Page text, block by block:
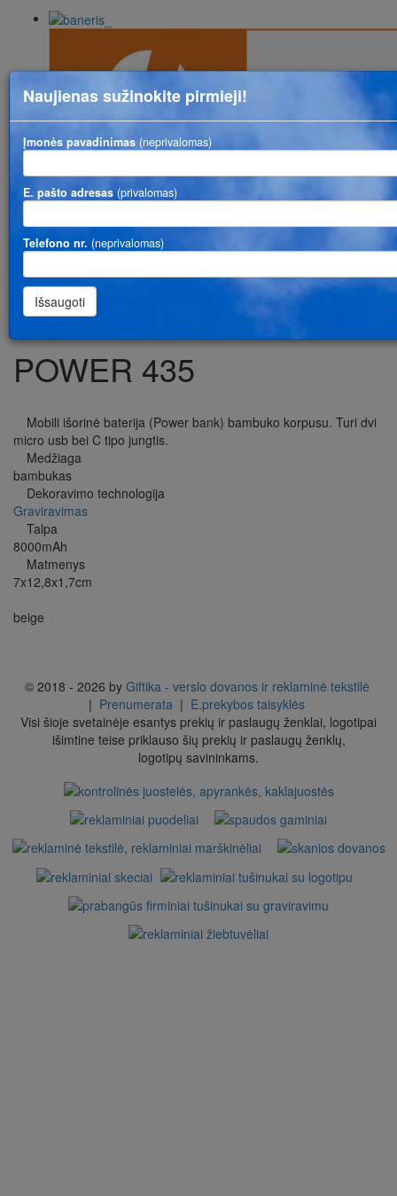
POWER 435
Mobili išorinė baterija (Power bank) bambuko korpusu. Turi dvi
micro usb bei C tipo jungtis.
Medžiaga
bambukas
Dekoravimo technologija
Graviravimas
Talpa
8000mAh
Matmenys
7x12,8x1,7cm
beige
© 2018 - 2026 by Giftika - verslo dovanos ir reklaminė tekstilė
| Prenumerata | E.prekybos taisyklės
Visi šioje svetainėje esantys prekių ir paslaugų ženklai, logotipai
išimtine teise priklauso šių prekių ir paslaugų ženklų,
logotipų savininkams.
Naujienas sužinokite pirmieji!
Įmonės pavadinimas (neprivalomas)
E. pašto adresas (privalomas)
Telefono nr. (neprivalomas)